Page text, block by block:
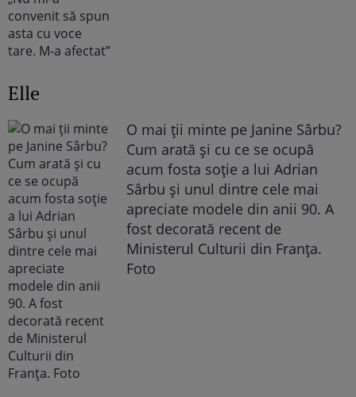
Elle
O mai ții minte pe Janine Sârbu?
Cum arată și cu ce se ocupă
acum fosta soție a lui Adrian
Sârbu și unul dintre cele mai
apreciate modele din anii 90. A
fost decorată recent de
Ministerul Culturii din Franța.
Foto